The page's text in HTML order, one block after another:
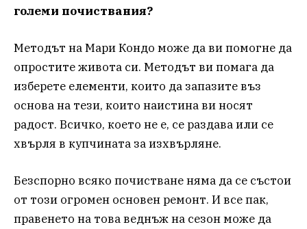
големи почиствания?
Методът на Мари Кондо може да ви помогне да
опростите живота си. Методът ви помага да
изберете елементи, които да запазите въз
основа на тези, които наистина ви носят
радост. Всичко, което не е, се раздава или се
хвърля в купчината за изхвърляне.
Безспорно всяко почистване няма да се състои
от този огромен основен ремонт. И все пак,
правенето на това веднъж на сезон може да